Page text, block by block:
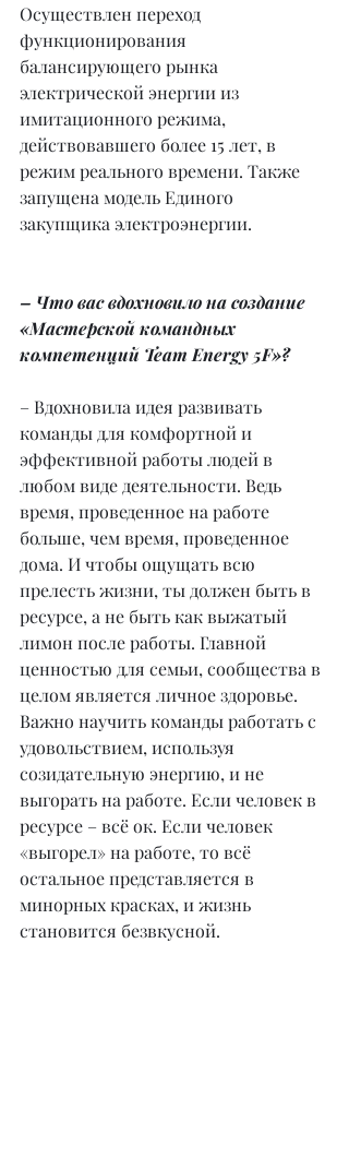
Осуществлен переход
функционирования
балансирующего рынка
электрической энергии из
имитационного режима,
действовавшего более 15 лет, в
режим реального времени. Также
запущена модель Единого
закупщика электроэнергии.
– Что вас вдохновило на создание
«Мастерской командных
компетенций Team Energy 5F»?
– Вдохновила идея развивать
команды для комфортной и
эффективной работы людей в
любом виде деятельности. Ведь
время, проведенное на работе
больше, чем время, проведенное
дома. И чтобы ощущать всю
прелесть жизни, ты должен быть в
ресурсе, а не быть как выжатый
лимон после работы. Главной
ценностью для семьи, сообщества в
целом является личное здоровье.
Важно научить команды работать с
удовольствием, используя
созидательную энергию, и не
выгорать на работе. Если человек в
ресурсе – всё ок. Если человек
«выгорел» на работе, то всё
остальное представляется в
минорных красках, и жизнь
становится безвкусной.